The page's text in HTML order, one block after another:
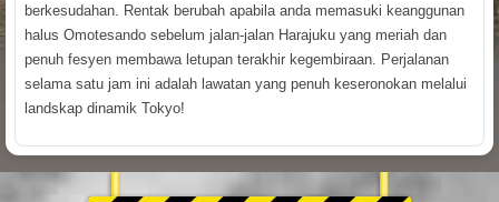
berkesudahan. Rentak berubah apabila anda memasuki keanggunan
halus Omotesando sebelum jalan-jalan Harajuku yang meriah dan
penuh fesyen membawa letupan terakhir kegembiraan. Perjalanan
selama satu jam ini adalah lawatan yang penuh keseronokan melalui
landskap dinamik Tokyo!